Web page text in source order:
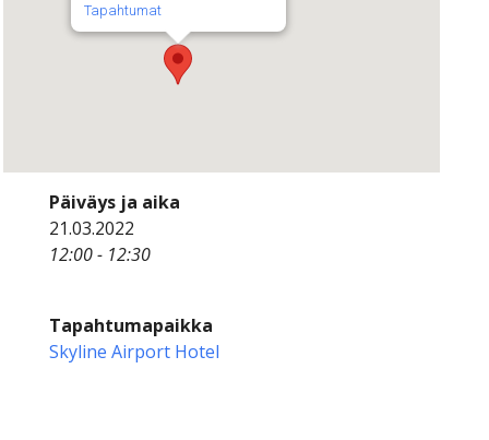
Tapahtumat
Päiväys ja aika
21.03.2022
12:00 - 12:30
Tapahtumapaikka
Skyline Airport Hotel